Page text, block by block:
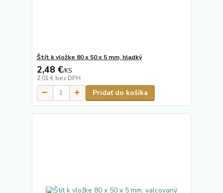
Štít k vložke 80 x 50 x 5 mm, hladký
2,48 €/KS
2,01 € bez DPH
Pridať do košíka